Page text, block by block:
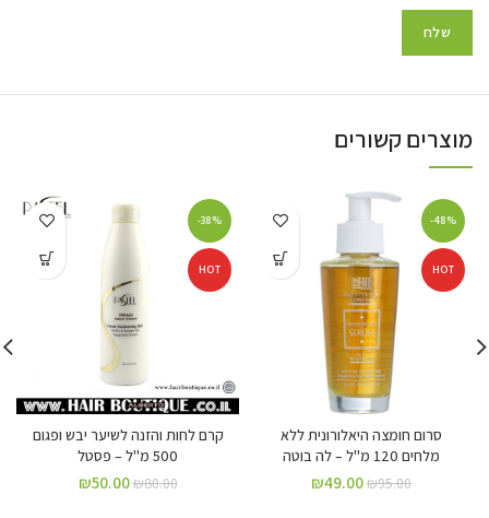
מוצרים קשורים
-48%
HOT
סרום חומצה היאלורונית ללא
מלחים 120 מ"ל – לה בוטה
₪95.00
₪49.00
-38%
HOT
קרם לחות והזנה לשיער יבש ופגום
500 מ"ל – פסטל
₪80.00
₪50.00